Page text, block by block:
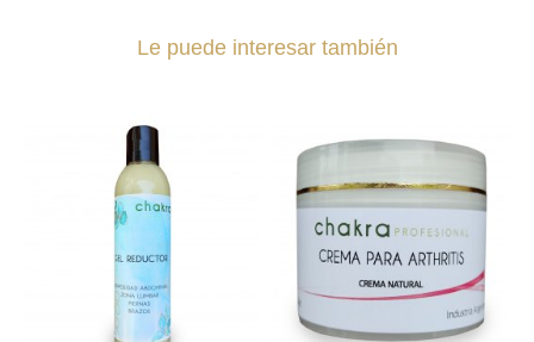
Le puede interesar también